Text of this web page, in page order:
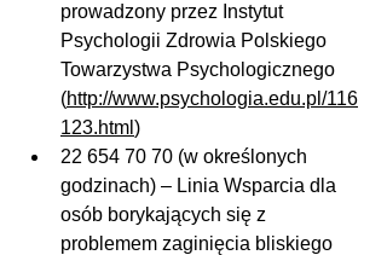
prowadzony przez Instytut
Psychologii Zdrowia Polskiego
Towarzystwa Psychologicznego
(http://www.psychologia.edu.pl/116
123.html )
22 654 70 70 (w określonych
godzinach) – Linia Wsparcia dla
osób borykających się z
problemem zaginięcia bliskiego